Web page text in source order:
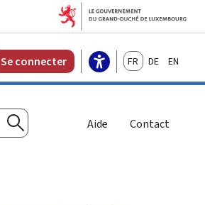
Se connecter FrançaisDeutschEnglish
Rechercher
Aide Contact